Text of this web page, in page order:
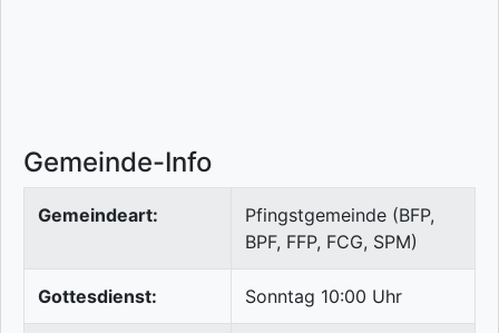
Gemeinde-Info
Gemeindeart:
Pfingstgemeinde (BFP,
BPF, FFP, FCG, SPM)
Gottesdienst: Sonntag 10:00 Uhr